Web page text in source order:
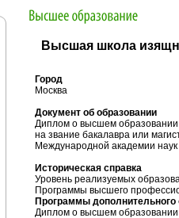
Высшая школа
Город
Москва
Документ об образовании
Диплом о высшем
на звание бакалавра или
Международной академии
Историческая справка
Уровень реализуемых
Программы высшего
Программы дополнительного
Диплом о высшем